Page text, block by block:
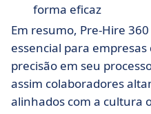
forma eficaz
Em resumo, Pre-Hire
essencial para
precisão em seu
assim colaboradores
alinhados com a cultura